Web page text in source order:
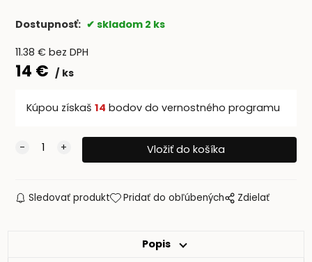
Dostupnosť: skladom 2 ks
11.38 € bez DPH
14 € ks
Kúpou získaš 14 bodov do vernostného programu
Sledovať produkt Pridať do obľúbených Zdielať
Popis